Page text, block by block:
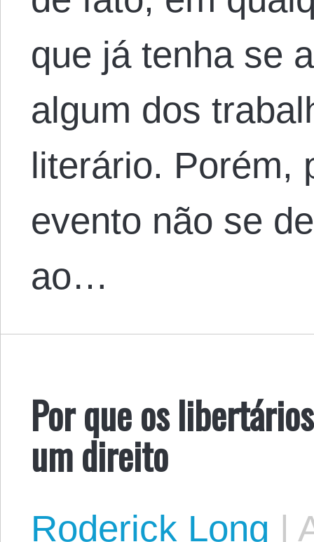
que já tenha se
algum dos
literário. Porém,
evento não se
ao…
Por que os
um direito
Roderick Long |